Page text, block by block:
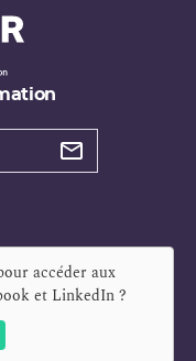
accéder aux
et LinkedIn?